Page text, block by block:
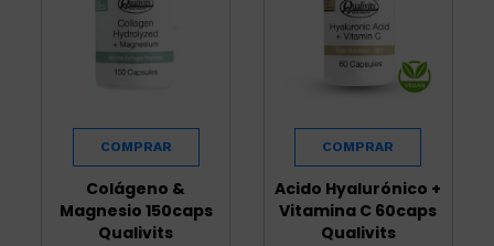
Colágeno &
Magnesio 150caps
Qualivits
Acido Hyalurónico +
Vitamina C 60caps
Qualivits